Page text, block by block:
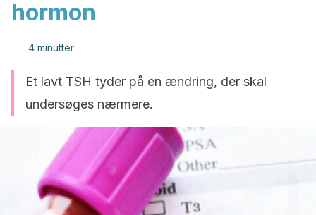
hormon
4 minutter
Et lavt TSH tyder på en ændring, der skal
undersøges nærmere.